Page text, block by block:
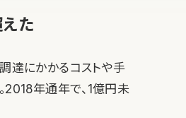
た
達にかかるコストや手
2018年通年で、1億円未